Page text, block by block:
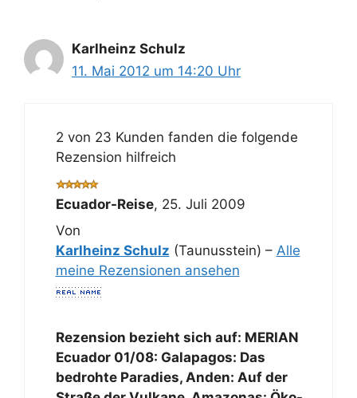
Karlheinz Schulz
11. Mai 2012 um 14:20 Uhr
2 von 23 Kunden fanden die folgende
Rezension hilfreich
Ecuador-Reise, 25. Juli 2009
Von
Karlheinz Schulz (Taunusstein) – Alle
meine Rezensionen ansehen
Rezension bezieht sich auf: MERIAN
Ecuador 01/08: Galapagos: Das
bedrohte Paradies, Anden: Auf der